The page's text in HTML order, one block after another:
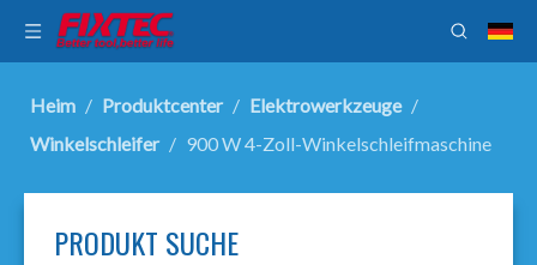
Heim / Produktcenter / Elektrowerkzeuge /
Winkelschleifer / 900 W 4-Zoll-Winkelschleifmaschine
PRODUKT SUCHE